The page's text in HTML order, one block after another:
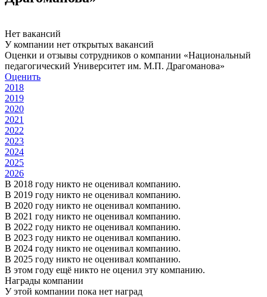
Нет вакансий
У компании нет открытых вакансий
Оценки и отзывы сотрудников о компании «Национальный
педагогический Университет им. М.П. Драгоманова»
Оценить
2018
2019
2020
2021
2022
2023
2024
2025
2026
В 2018 году никто не оценивал компанию.
В 2019 году никто не оценивал компанию.
В 2020 году никто не оценивал компанию.
В 2021 году никто не оценивал компанию.
В 2022 году никто не оценивал компанию.
В 2023 году никто не оценивал компанию.
В 2024 году никто не оценивал компанию.
В 2025 году никто не оценивал компанию.
В этом году ещё никто не оценил эту компанию.
Награды компании
У этой компании пока нет наград